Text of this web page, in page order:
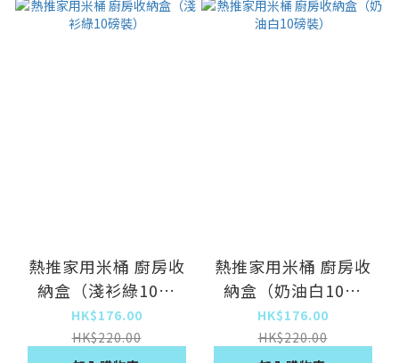
熱推家用米桶 廚房收
納盒（淺衫綠10磅
裝）
HK$176.00
HK$220.00
熱推家用米桶 廚房收
納盒（奶油白10磅
裝）
HK$176.00
HK$220.00